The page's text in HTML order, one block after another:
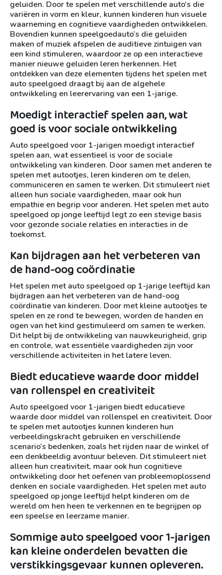
geluiden. Door te spelen met verschillende auto’s die
variëren in vorm en kleur, kunnen kinderen hun visuele
waarneming en cognitieve vaardigheden ontwikkelen.
Bovendien kunnen speelgoedauto’s die geluiden
maken of muziek afspelen de auditieve zintuigen van
een kind stimuleren, waardoor ze op een interactieve
manier nieuwe geluiden leren herkennen. Het
ontdekken van deze elementen tijdens het spelen met
auto speelgoed draagt bij aan de algehele
ontwikkeling en leerervaring van een 1-jarige.
Moedigt interactief spelen aan, wat
goed is voor sociale ontwikkeling
Auto speelgoed voor 1-jarigen moedigt interactief
spelen aan, wat essentieel is voor de sociale
ontwikkeling van kinderen. Door samen met anderen te
spelen met autootjes, leren kinderen om te delen,
communiceren en samen te werken. Dit stimuleert niet
alleen hun sociale vaardigheden, maar ook hun
empathie en begrip voor anderen. Het spelen met auto
speelgoed op jonge leeftijd legt zo een stevige basis
voor gezonde sociale relaties en interacties in de
toekomst.
Kan bijdragen aan het verbeteren van
de hand-oog coördinatie
Het spelen met auto speelgoed op 1-jarige leeftijd kan
bijdragen aan het verbeteren van de hand-oog
coördinatie van kinderen. Door met kleine autootjes te
spelen en ze rond te bewegen, worden de handen en
ogen van het kind gestimuleerd om samen te werken.
Dit helpt bij de ontwikkeling van nauwkeurigheid, grip
en controle, wat essentiële vaardigheden zijn voor
verschillende activiteiten in het latere leven.
Biedt educatieve waarde door middel
van rollenspel en creativiteit
Auto speelgoed voor 1-jarigen biedt educatieve
waarde door middel van rollenspel en creativiteit. Door
te spelen met autootjes kunnen kinderen hun
verbeeldingskracht gebruiken en verschillende
scenario’s bedenken, zoals het rijden naar de winkel of
een denkbeeldig avontuur beleven. Dit stimuleert niet
alleen hun creativiteit, maar ook hun cognitieve
ontwikkeling door het oefenen van probleemoplossend
denken en sociale vaardigheden. Het spelen met auto
speelgoed op jonge leeftijd helpt kinderen om de
wereld om hen heen te verkennen en te begrijpen op
een speelse en leerzame manier.
Sommige auto speelgoed voor 1-jarigen
kan kleine onderdelen bevatten die
verstikkingsgevaar kunnen opleveren.